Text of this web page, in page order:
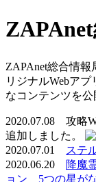
ZAPAnet総合情
リジナルWebア
なコンテンツを公
2020.07.08 攻略
追加しました。
2020.07.01
ステ
2020.06.20
降魔
ョン 5つの星が